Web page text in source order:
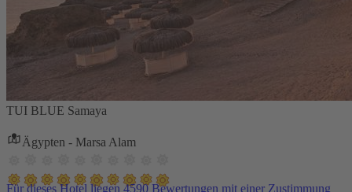
TUI BLUE Samaya
Ägypten - Marsa Alam
Für dieses Hotel liegen 4590 Bewertungen mit einer Zustimmung